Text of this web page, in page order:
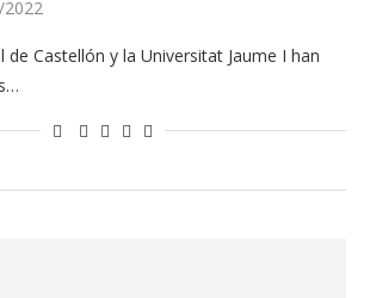
de Castellón y la Universitat Jaume I han